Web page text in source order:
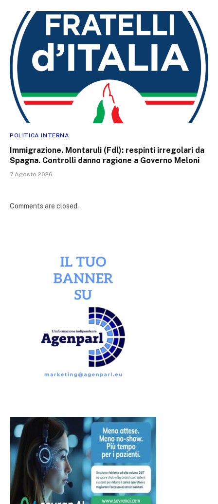
POLITICA INTERNA
Immigrazione. Montaruli (Fdl): respinti irregolari da
Spagna. Controlli danno ragione a Governo Meloni
7 Agosto 2026
Comments are closed.